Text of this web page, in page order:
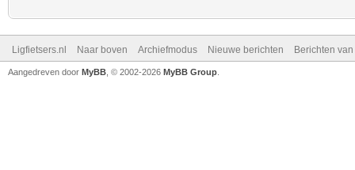
Ligfietsers.nl Naar boven Archiefmodus Nieuwe berichten Berichten
Aangedreven door MyBB , © 2002-2026 MyBB Group